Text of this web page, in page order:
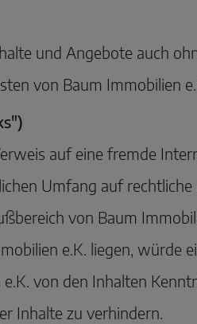
und Angebote auch
von Baum Immobilien
auf eine fremde
Umfang auf
von Baum
e.K. liegen, würde
von den Inhalten
Inhalte zu verhindern.